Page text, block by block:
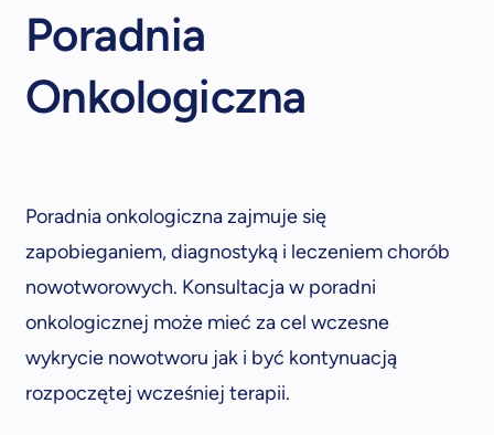
Poradnia
Onkologiczna
Poradnia onkologiczna zajmuje się
zapobieganiem, diagnostyką i leczeniem chorób
nowotworowych. Konsultacja w poradni
onkologicznej może mieć za cel wczesne
wykrycie nowotworu jak i być kontynuacją
rozpoczętej wcześniej terapii.